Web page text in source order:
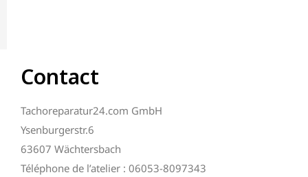
Contact
Tachoreparatur24.com GmbH
Ysenburgerstr.6
63607 Wächtersbach
Téléphone de l’atelier : 06053-8097343